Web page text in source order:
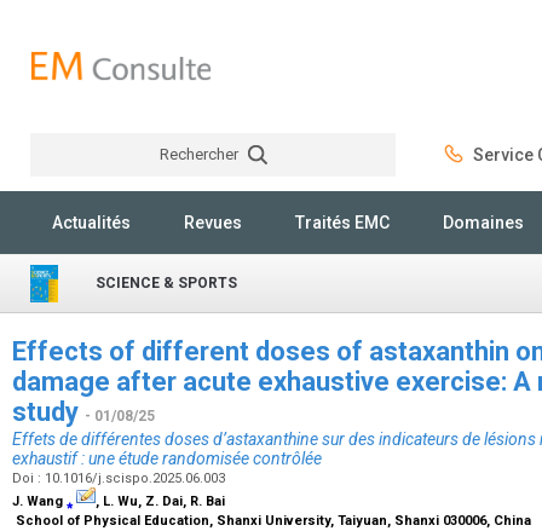
Rechercher Service
Actualités Revues Traités EMC Domaines
SCIENCE & SPORTS
Effects of different doses of astaxanthin
damage after acute exhaustive exercise:
study - 01/08/25
Effets de différentes doses d’astaxanthine sur des indicateurs de
exhaustif : une étude randomisée contrôlée
Doi : 10.1016/j.scispo.2025.06.003
J. Wang ⁎
, L. Wu, Z. Dai, R. Bai
School of Physical Education, Shanxi University, Taiyuan, Shanxi 030006, China